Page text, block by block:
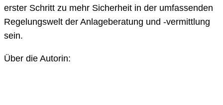
erster Schritt zu mehr Sicherheit in der umfassenden
Regelungswelt der Anlageberatung und -vermittlung
sein.
Über die Autorin: